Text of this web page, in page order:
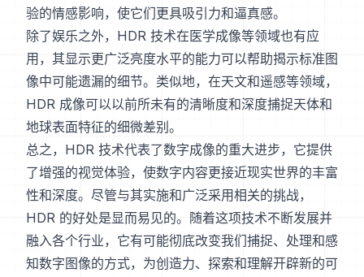
验的情感影响，使它们更具吸引力和逼真感。
除了娱乐之外，HDR 技术在医学成像等领域也有应
用，其显示更广泛亮度水平的能力可以帮助揭示标准图
像中可能遗漏的细节。类似地，在天文和遥感等领域，
HDR 成像可以以前所未有的清晰度和深度捕捉天体和
地球表面特征的细微差别。
总之，HDR 技术代表了数字成像的重大进步，它提供
了增强的视觉体验，使数字内容更接近现实世界的丰富
性和深度。尽管与其实施和广泛采用相关的挑战，
HDR 的好处是显而易见的。随着这项技术不断发展并
融入各个行业，它有可能彻底改变我们捕捉、处理和感
知数字图像的方式，为创造力、探索和理解开辟新的可